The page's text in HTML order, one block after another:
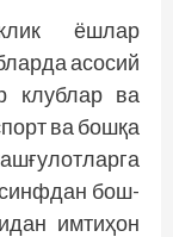
ёшлар
асосий
клублар ва
ва бошқа
синфдан бош­
имтиҳон